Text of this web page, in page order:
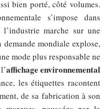
bien porté, côté volumes.
s’impose dans
marche sur une
mondiale explose,
mode plus responsable ne
affichage environnemental
les étiquettes racontent
de sa fabrication à son